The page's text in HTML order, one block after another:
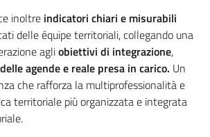
inoltre indicatori chiari e misurabili
delle équipe territoriali, collegando una
agliobiettivi di integrazione,
agende e reale presa in carico. Un
che rafforza la multiprofessionalità e
territoriale più organizzata e integrata